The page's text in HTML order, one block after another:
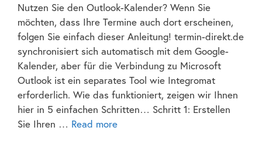
Nutzen Sie den Outlook-Kalender? Wenn Sie
möchten, dass Ihre Termine auch dort erscheinen,
folgen Sie einfach dieser Anleitung! termin-direkt.de
synchronisiert sich automatisch mit dem Google-
Kalender, aber für die Verbindung zu Microsoft
Outlook ist ein separates Tool wie Integromat
erforderlich. Wie das funktioniert, zeigen wir Ihnen
hier in 5 einfachen Schritten… Schritt 1: Erstellen
Sie Ihren … Read more